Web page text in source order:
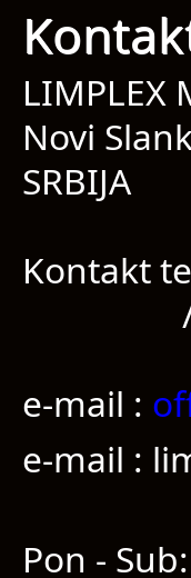
LIMPLEX
Novi
SRBIJA
Kontakt
/
e-mail :
e-mail :
Pon -